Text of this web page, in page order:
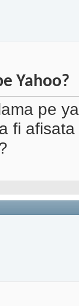
Yahoo?
pe
fi